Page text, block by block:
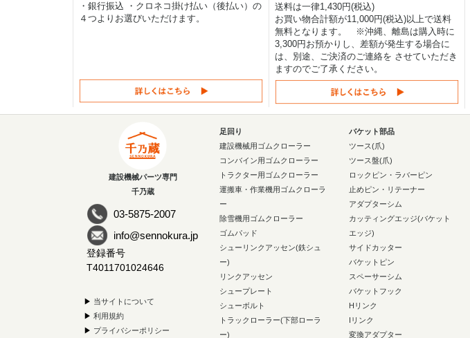
・銀行振込 ・クロネコ掛け払い（後払い）の
４つよりお選びいただけます。
送料は一律1,430円(税込)
お買い物合計額が11,000円(税込)以上で送料
無料となります。 ※沖縄、離島は購入時に
3,300円お預かりし、差額が発生する場合に
は、別途、ご決済のご連絡を させていただき
ますのでご了承ください。
建設機械パーツ専門
千乃蔵
03-5875-2007
info@sennokura.jp
登録番号
T4011701024646
▶ 当サイトについて
▶ 利用規約
▶ プライバシーポリシー
足回り
建設機械用ゴムクローラー
コンバイン用ゴムクローラー
トラクター用ゴムクローラー
運搬車・作業機用ゴムクローラ
ー
除雪機用ゴムクローラー
ゴムパッド
シューリンクアッセン(鉄シュ
ー)
リンクアッセン
シュープレート
シューボルト
トラックローラー(下部ローラ
ー)
バケット部品
ツース(爪)
ツース盤(爪)
ロックピン・ラバーピン
止めピン・リテーナー
アダプターシム
カッティングエッジ(バケット
エッジ)
サイドカッター
バケットピン
スペーサーシム
バケットフック
Hリンク
Iリンク
変換アダプター